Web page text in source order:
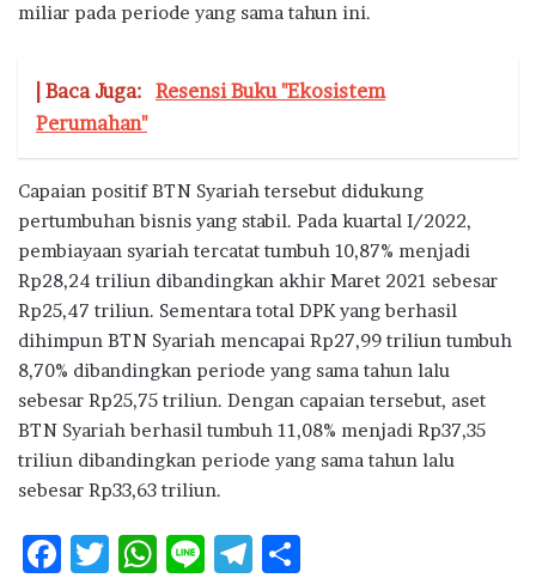
miliar pada periode yang sama tahun ini.
| Baca Juga: Resensi Buku "Ekosistem
Perumahan"
Capaian positif BTN Syariah tersebut didukung
pertumbuhan bisnis yang stabil. Pada kuartal I/2022,
pembiayaan syariah tercatat tumbuh 10,87% menjadi
Rp28,24 triliun dibandingkan akhir Maret 2021 sebesar
Rp25,47 triliun. Sementara total DPK yang berhasil
dihimpun BTN Syariah mencapai Rp27,99 triliun tumbuh
8,70% dibandingkan periode yang sama tahun lalu
sebesar Rp25,75 triliun. Dengan capaian tersebut, aset
BTN Syariah berhasil tumbuh 11,08% menjadi Rp37,35
triliun dibandingkan periode yang sama tahun lalu
sebesar Rp33,63 triliun.
F
T
W Li T